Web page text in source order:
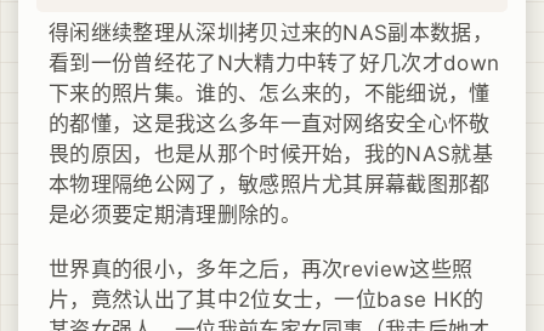
得闲继续整理从深圳拷贝过来的NAS副本数据，
看到一份曾经花了N大精力中转了好几次才down
下来的照片集。谁的、怎么来的，不能细说，懂
的都懂，这是我这么多年一直对网络安全心怀敬
畏的原因，也是从那个时候开始，我的NAS就基
本物理隔绝公网了，敏感照片尤其屏幕截图那都
是必须要定期清理删除的。
世界真的很小，多年之后，再次review这些照
片，竟然认出了其中2位女士，一位base HK的